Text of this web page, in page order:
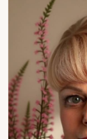
просто боится его
задача — помочь ему
подменить его
честными с собой —
себя — не как культ,
потому что только
изменения. И не
сохранять себя как
человеке. Я не
как проводник — не